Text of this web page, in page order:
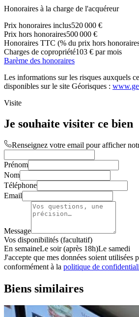
Honoraires à la charge de l'acquéreur
Prix honoraires inclus520 000 €
Prix hors honoraires500 000 €
Honoraires TTC (% du prix hors
Charges de copropriété103 € par mois
Barème des honoraires
Les informations sur les risques auxquels
disponibles sur le site Géorisques :
Visite
Je souhaite visiter ce bien
Renseignez votre email pour afficher
Prénom
Nom
Téléphone
Email
Message
Vos disponibilités (facultatif)
En semaineLe soir (après 18h)Le samedi
J'accepte que mes données soient utilisées
conformément à la politique de
Biens similaires